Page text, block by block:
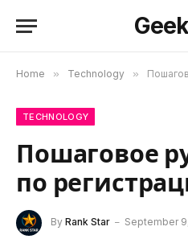
Home » Technology »
TECHNOLOGY
Пошаговое
по
By Rank Star September